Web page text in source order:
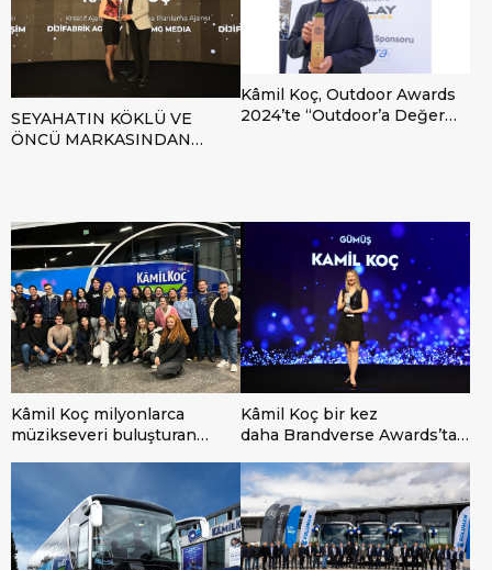
SEYAHATIN KÖKLÜ VE
ÖNCÜ MARKASINDAN
kez ‘Yılın İtibarlısı’ seçildi
Kâmil Koç, Outdoor Awards
2024’te “Outdoor’a Değer
Kâmil Koç milyonlarca
müzikseveri buluşturan
Kâmil Koç bir kez
daha Brandverse Awards’tan